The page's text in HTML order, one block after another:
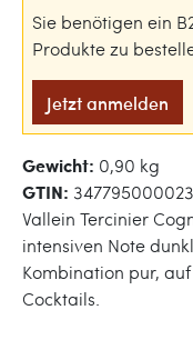
Sie benötigen ein
Produkte zu
Jetzt anmelden
Gewicht: 0,90 kg
GTIN:
Vallein Tercinier
intensiven Note
Kombination pur,
Cocktails.